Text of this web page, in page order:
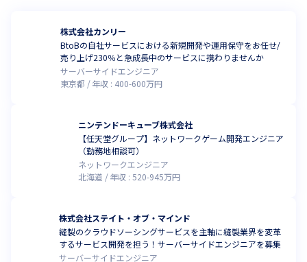
株式会社カンリー
BtoBの自社サービスにおける新規開発や運用保守をお任せ/
売り上げ230％と急成長中のサービスに携わりませんか
サーバーサイドエンジニア
東京都
年収 : 400-600万円
ニンテンドーキューブ株式会社
【任天堂グループ】ネットワークゲーム開発エンジニア
（勤務地相談可）
ネットワークエンジニア
北海道
年収 :520-945万円
株式会社ステイト・オブ・マインド
縫製のクラウドソーシングサービスを主軸に縫製業界を変革
するサービス開発を担う！サーバーサイドエンジニアを募集
サーバーサイドエンジニア